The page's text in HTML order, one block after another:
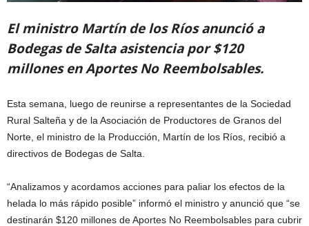
El ministro Martín de los Ríos anunció a
Bodegas de Salta asistencia por $120
millones en Aportes No Reembolsables.
Esta semana, luego de reunirse a representantes de la Sociedad
Rural Salteña y de la Asociación de Productores de Granos del
Norte, el ministro de la Producción, Martín de los Ríos, recibió a
directivos de Bodegas de Salta.
“Analizamos y acordamos acciones para paliar los efectos de la
helada lo más rápido posible” informó el ministro y anunció que “se
destinarán $120 millones de Aportes No Reembolsables para cubrir